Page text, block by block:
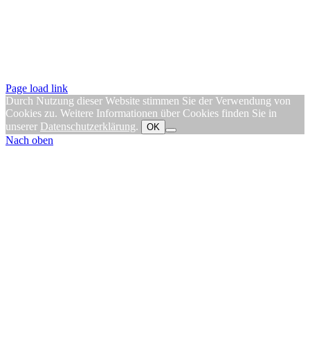
Page load link
Durch Nutzung dieser Website stimmen Sie der Verwendung von
Cookies zu. Weitere Informationen über Cookies finden Sie in
unserer Datenschutzerklärung. OK
Nach oben